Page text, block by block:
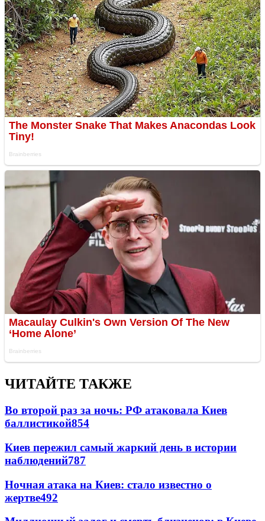
ЧИТАЙТЕ ТАКЖЕ
Во второй раз за ночь: РФ атаковала Киев
баллистикой854
Киев пережил самый жаркий день в истории
наблюдений787
Ночная атака на Киев: стало известно о
жертве492